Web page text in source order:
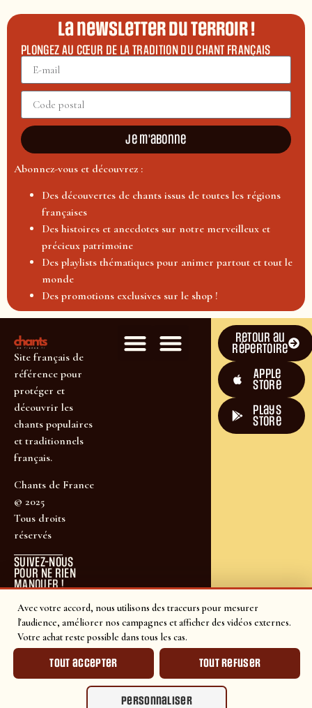
Avec votre accord, nous utilisons des traceurs pour mesurer
l'audience, améliorer nos campagnes et afficher des vidéos externes.
Votre achat reste possible dans tous les cas.
Tout accepter Tout refuser
Personnaliser
La newsletter du terroir !
PLONGEZ AU CŒUR DE LA TRADITION DU CHANT FRANÇAIS
Je m'abonne
Abonnez-vous et découvrez :
Des découvertes de chants issus de toutes les régions
françaises
Des histoires et anecdotes sur notre merveilleux et
précieux patrimoine
Des playlists thématiques pour animer partout et tout le
monde
Des promotions exclusives sur le shop !
Site français de
référence pour
protéger et
découvrir les
chants populaires
et traditionnels
français.
Chants de France
© 2025
Tous droits
réservés
SUIVEZ-NOUS
POUR NE RIEN
MANQUER !
Retour au
répertoire
Apple
Store
plays
store